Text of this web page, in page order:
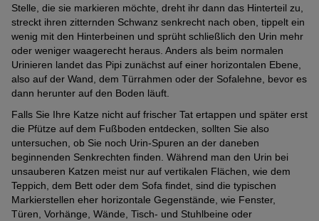
Stelle, die sie markieren möchte, dreht ihr dann das Hinterteil zu,
streckt ihren zitternden Schwanz senkrecht nach oben, tippelt ein
wenig mit den Hinterbeinen und sprüht schließlich den Urin mehr
oder weniger waagerecht heraus. Anders als beim normalen
Urinieren landet das Pipi zunächst auf einer horizontalen Ebene,
also auf der Wand, dem Türrahmen oder der Sofalehne, bevor es
dann herunter auf den Boden läuft.
Falls Sie Ihre Katze nicht auf frischer Tat ertappen und später erst
die Pfütze auf dem Fußboden entdecken, sollten Sie also
untersuchen, ob Sie noch Urin-Spuren an der daneben
beginnenden Senkrechten finden. Während man den Urin bei
unsauberen Katzen meist nur auf vertikalen Flächen, wie dem
Teppich, dem Bett oder dem Sofa findet, sind die typischen
Markierstellen eher horizontale Gegenstände, wie Fenster,
Türen, Vorhänge, Wände, Tisch- und Stuhlbeine oder